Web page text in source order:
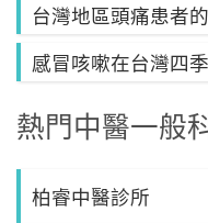
台灣地區頭痛患者
感冒咳嗽在台灣四
熱門中醫一般
柏睿中醫診所